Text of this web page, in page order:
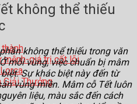
mệnh-giá trị cốt lõi
Giải Thưởng
không thể thiếu
không thể thiếu trong văn
mỗi vùng, việc chuẩn bị mâm
Sự khác biệt này đến từ
vùng miền. Mâm cỗ Tết luôn
liệu, màu sắc đến cách